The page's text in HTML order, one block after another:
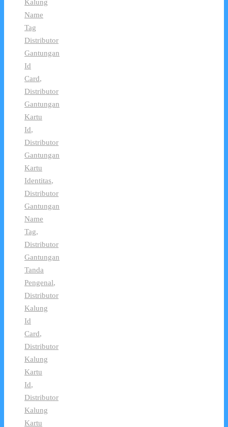
Kalung
Name
Tag
Distributor
Gantungan
Id
Card,
Distributor
Gantungan
Kartu
Id,
Distributor
Gantungan
Kartu
Identitas,
Distributor
Gantungan
Name
Tag,
Distributor
Gantungan
Tanda
Pengenal,
Distributor
Kalung
Id
Card,
Distributor
Kalung
Kartu
Id,
Distributor
Kalung
Kartu